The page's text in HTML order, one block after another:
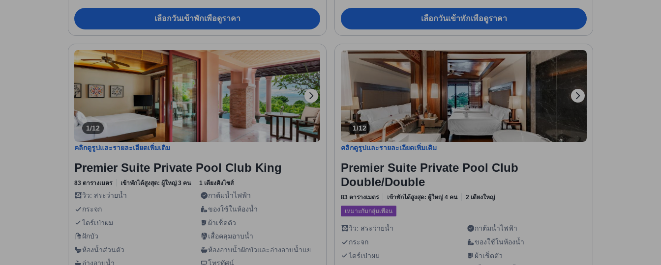
เลือกวันเข้าพักเพื่อดูราคา เลือกวันเข้าพักเพื่อดูราคา
1/12
คลิกดูรูปและรายละเอียดเพิ่มเติม
Premier Suite Private Pool Club King
83 ตารางเมตร เข้าพักได้สูงสุด: ผู้ใหญ่ 3 คน 1 เตียงคิงไซส์
วิว: สระว่ายน้ำ
กาต้มน้ำไฟฟ้า
กระจก
ของใช้ในห้องน้ำ
ไดร์เป่าผม
ผ้าเช็ดตัว
ฝักบัว
เสื้อคลุมอาบน้ำ
ห้องน้ำส่วนตัว
ห้องอาบน้ำฝักบัวและอ่างอาบน้ำแยก
กัน
อ่างอาบน้ำ โทรทัศน์
1/12
คลิกดูรูปและรายละเอียดเพิ่มเติม
Premier Suite Private Pool Club
Double/Double
83 ตารางเมตร เข้าพักได้สูงสุด: ผู้ใหญ่ 4 คน 2 เตียงใหญ่
เหมาะกับกลุ่มเพื่อน
วิว: สระว่ายน้ำ
กาต้มน้ำไฟฟ้า
กระจก
ของใช้ในห้องน้ำ
ไดร์เป่าผม
ผ้าเช็ดตัว